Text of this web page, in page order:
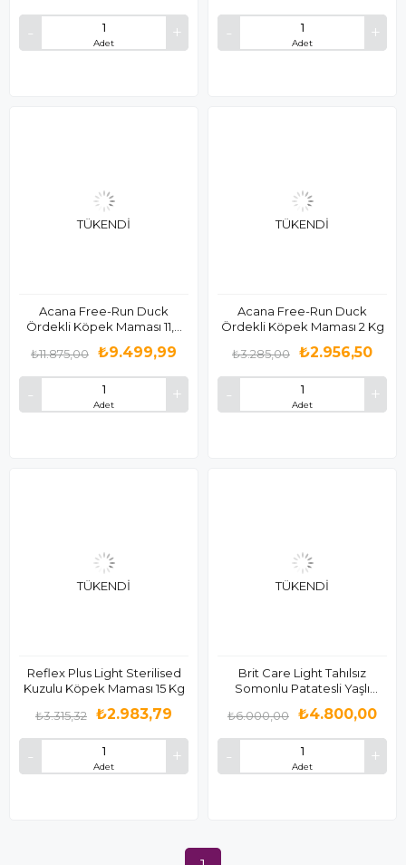
Adet Adet
TÜKENDI
Acana Free-Run Duck
Ördekli Köpek Maması 11,4
Adet
₺9.499,99
₺11.875,00
TÜKENDI
Acana Free-Run Duck
Ördekli Köpek Maması 2 Kg
Adet
₺2.956,50
₺3.285,00
TÜKENDI
Reflex Plus Light Sterilised
Kuzulu Köpek Maması 15 Kg
Adet
₺2.983,79
₺3.315,32
TÜKENDI
Brit Care Light Tahılsız
Somonlu Patatesli Yaşlı
Adet
₺4.800,00
₺6.000,00